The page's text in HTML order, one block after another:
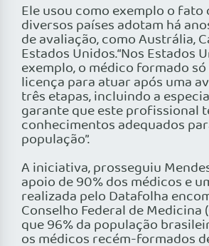
Ele usou como exemplo o fato
diversos países adotam há
de avaliação, como Austrália,
Estados Unidos.“Nos Estados
exemplo, o médico formado
licença para atuar após uma
três etapas, incluindo a
garante que este profissional
conhecimentos adequados
população”.
A iniciativa, prosseguiu
apoio de 90% dos médicos e
realizada pelo Datafolha
Conselho Federal de Medicina
que 96% da população
os médicos recém-formados